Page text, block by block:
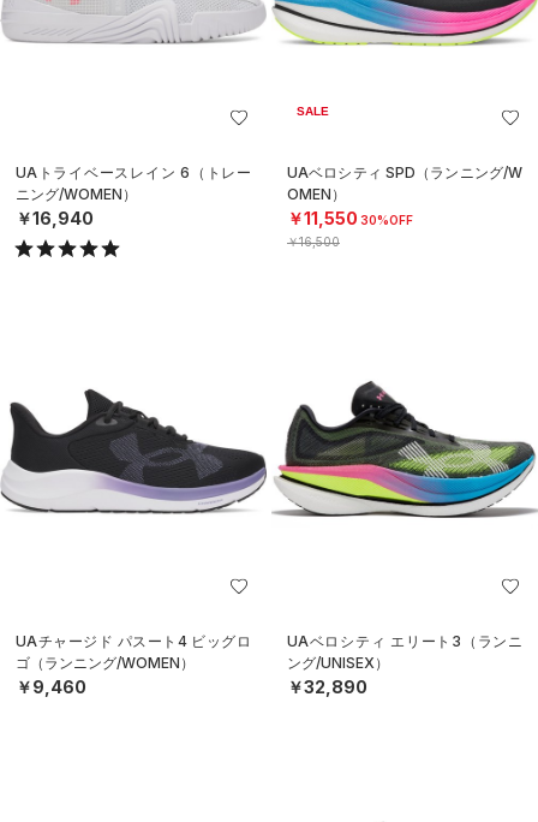
UAトライベースレイン 6（トレー
ニング/WOMEN）
￥16,940
SALE
UAベロシティ SPD（ランニング/W
OMEN）
￥11,550 30%OFF
￥16,500
UAチャージド パスート4 ビッグロ
ゴ（ランニング/WOMEN）
￥9,460
UAベロシティ エリート3（ランニ
ング/UNISEX）
￥32,890